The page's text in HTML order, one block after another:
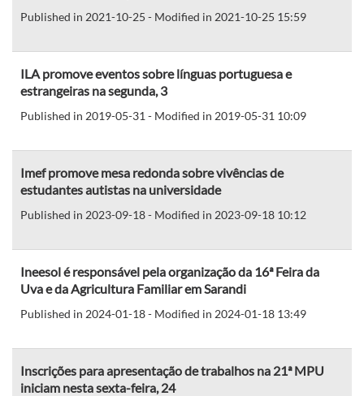
Published in 2021-10-25 - Modified in 2021-10-25 15:59
ILA promove eventos sobre línguas portuguesa e
estrangeiras na segunda, 3
Published in 2019-05-31 - Modified in 2019-05-31 10:09
Imef promove mesa redonda sobre vivências de
estudantes autistas na universidade
Published in 2023-09-18 - Modified in 2023-09-18 10:12
Ineesol é responsável pela organização da 16ª Feira da
Uva e da Agricultura Familiar em Sarandi
Published in 2024-01-18 - Modified in 2024-01-18 13:49
Inscrições para apresentação de trabalhos na 21ª MPU
iniciam nesta sexta-feira, 24